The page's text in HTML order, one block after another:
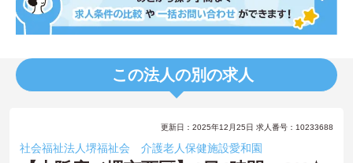
この法人の別の求人
更新日：2025年12月25日 求人番号：10233688
社会福祉法人堺福祉会 介護老人保健施設愛和園